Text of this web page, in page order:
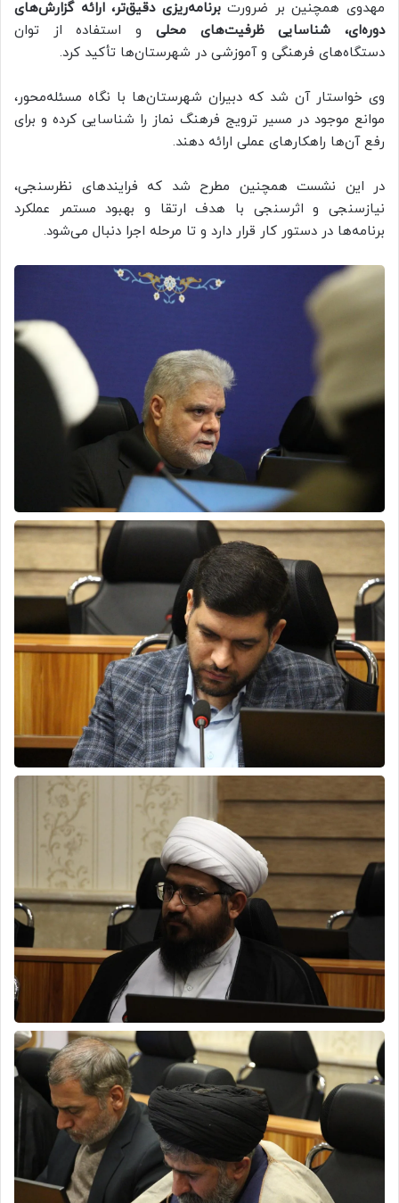
مهدوی همچنین بر ضرورتبرنامه‌ریزی دقیق‌تر، ارائه گزارش‌های
دوره‌ای، شناسایی ظرفیت‌های محلی و استفاده از توان
دستگاه‌های فرهنگی و آموزشی در شهرستان‌ها تأکید کرد.
وی خواستار آن شد که دبیران شهرستان‌ها با نگاه مسئله‌محور،
موانع موجود در مسیر ترویج فرهنگ نماز را شناسایی کرده و برای
رفع آن‌ها راهکارهای عملی ارائه دهند.
در این نشست همچنین مطرح شد که فرایندهای نظرسنجی،
نیازسنجی و اثرسنجی با هدف ارتقا و بهبود مستمر عملکرد
برنامه‌ها در دستور کار قرار دارد و تا مرحله اجرا دنبال می‌شود.